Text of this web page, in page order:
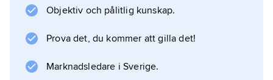
beskrivningar av hemtrakterna i Gästrikland,
Pukevind och honung
Objektiv och pålitlig kunskap.
Prova det, du kommer att gilla det!
Marknadsledare i Sverige.